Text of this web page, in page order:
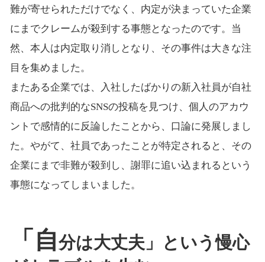
難が寄せられただけでなく、内定が決まっていた企業
にまでクレームが殺到する事態となったのです。当
然、本人は内定取り消しとなり、その事件は大きな注
目を集めました。
またある企業では、入社したばかりの新入社員が自社
商品への批判的なSNSの投稿を見つけ、個人のアカウ
ントで感情的に反論したことから、口論に発展しまし
た。やがて、社員であったことが特定されると、その
企業にまで非難が殺到し、謝罪に追い込まれるという
事態になってしまいました。
「自分は大丈夫」という慢心